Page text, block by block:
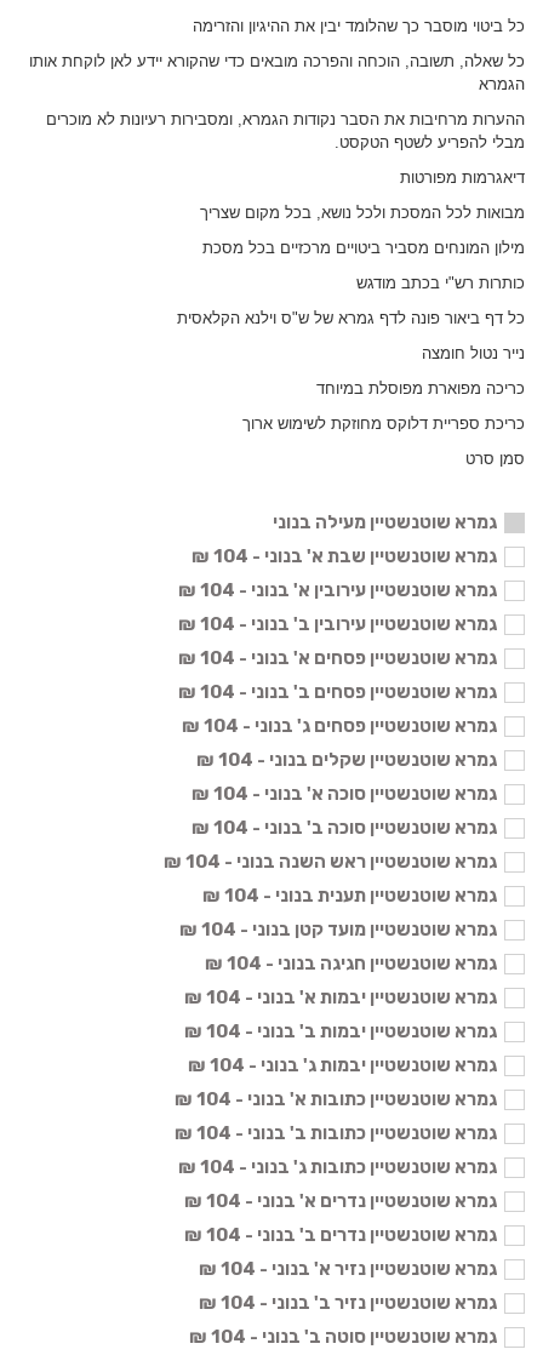
כל ביטוי מוסבר כך שהלומד יבין את ההיגיון והזרימה
כל שאלה, תשובה, הוכחה והפרכה מובאים כדי שהקורא יידע לאן לוקחת אותו
הגמרא
ההערות מרחיבות את הסבר נקודות הגמרא, ומסבירות רעיונות לא מוכרים
מבלי להפריע לשטף הטקסט.
דיאגרמות מפורטות
מבואות לכל המסכת ולכל נושא, בכל מקום שצריך
מילון המונחים מסביר ביטויים מרכזיים בכל מסכת
כותרות רש"י בכתב מודגש
כל דף ביאור פונה לדף גמרא של ש"ס וילנא הקלאסית
נייר נטול חומצה
כריכה מפוארת מפוסלת במיוחד
כריכת ספריית דלוקס מחוזקת לשימוש ארוך
סמן סרט
גמרא שוטנשטיין מעילה בנוני
גמרא שוטנשטיין שבת א' בנוני - 104 ₪
גמרא שוטנשטיין עירובין א' בנוני - 104 ₪
גמרא שוטנשטיין עירובין ב' בנוני - 104 ₪
גמרא שוטנשטיין פסחים א' בנוני - 104 ₪
גמרא שוטנשטיין פסחים ב' בנוני - 104 ₪
גמרא שוטנשטיין פסחים ג' בנוני - 104 ₪
גמרא שוטנשטיין שקלים בנוני - 104 ₪
גמרא שוטנשטיין סוכה א' בנוני - 104 ₪
גמרא שוטנשטיין סוכה ב' בנוני - 104 ₪
גמרא שוטנשטיין ראש השנה בנוני - 104 ₪
גמרא שוטנשטיין תענית בנוני - 104 ₪
גמרא שוטנשטיין מועד קטן בנוני - 104 ₪
גמרא שוטנשטיין חגיגה בנוני - 104 ₪
גמרא שוטנשטיין יבמות א' בנוני - 104 ₪
גמרא שוטנשטיין יבמות ב' בנוני - 104 ₪
גמרא שוטנשטיין יבמות ג' בנוני - 104 ₪
גמרא שוטנשטיין כתובות א' בנוני - 104 ₪
גמרא שוטנשטיין כתובות ב' בנוני - 104 ₪
גמרא שוטנשטיין כתובות ג' בנוני - 104 ₪
גמרא שוטנשטיין נדרים א' בנוני - 104 ₪
גמרא שוטנשטיין נדרים ב' בנוני - 104 ₪
גמרא שוטנשטיין נזיר א' בנוני - 104 ₪
גמרא שוטנשטיין נזיר ב' בנוני - 104 ₪
גמרא שוטנשטיין סוטה ב' בנוני - 104 ₪